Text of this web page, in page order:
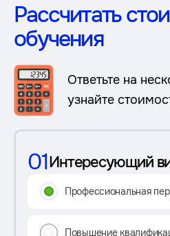
Рассчитать
обучения
Ответьте на
узнайте
01Интересующий
Профессиональная
Повышение